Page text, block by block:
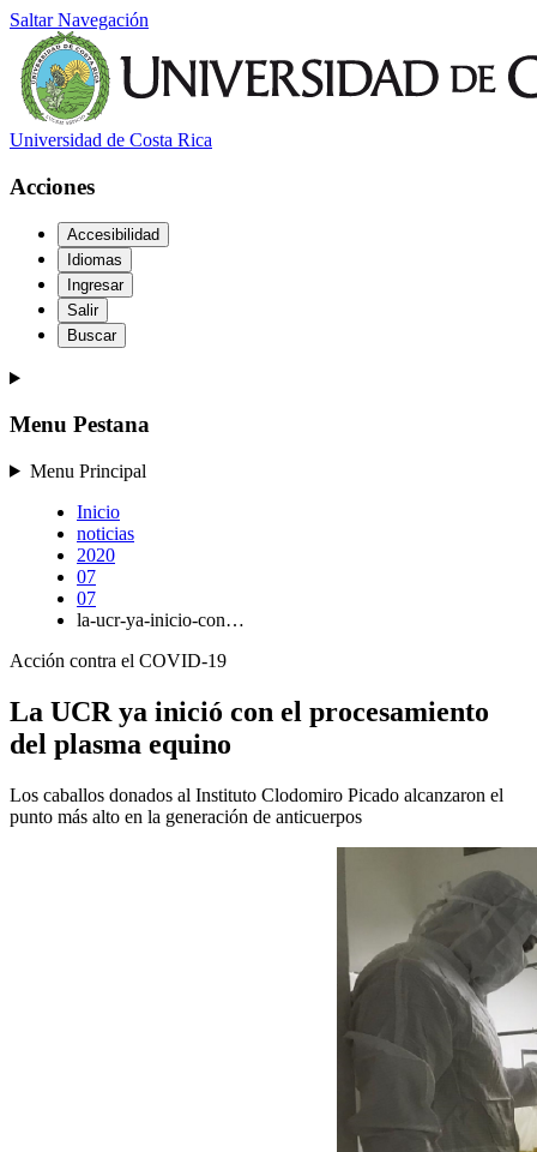
Saltar Navegación
Universidad de Costa Rica
Acciones
Accesibilidad
Idiomas
Ingresar
Salir
Buscar
Menu Pestana
Menu Principal
Inicio
noticias
2020
07
07
la-ucr-ya-inicio-con…
Acción contra el COVID-19
La UCR ya inició con el procesamiento
del plasma equino
Los caballos donados al Instituto Clodomiro Picado alcanzaron el
punto más alto en la generación de anticuerpos